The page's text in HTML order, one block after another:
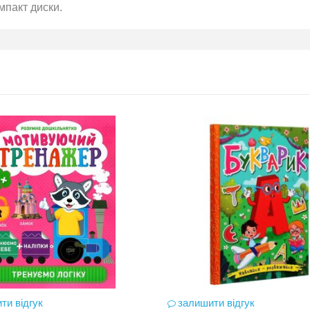
диски.
відгук залишити відгук